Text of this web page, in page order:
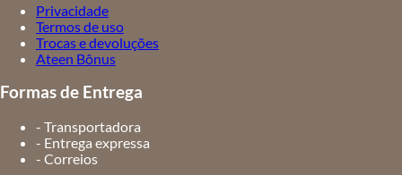
Privacidade
Termos de uso
Trocas e devoluções
Ateen Bônus
Formas de Entrega
- Transportadora
- Entrega expressa
- Correios